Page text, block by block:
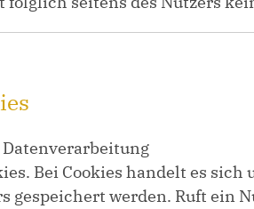
Bei Cookies handelt es
gespeichert werden. Ruft ein